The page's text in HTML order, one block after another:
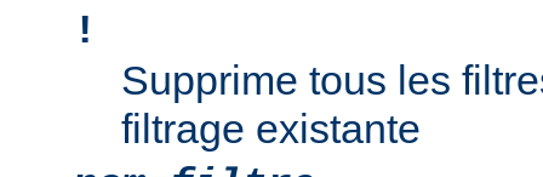
!
Supprime tous les
filtrage existante